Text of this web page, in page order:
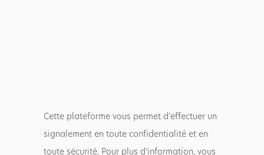
Cette plateforme vous permet d’effectuer un
signalement en toute confidentialité et en
toute sécurité. Pour plus d’information, vous